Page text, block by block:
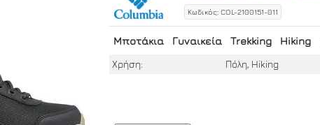
Κωδικός: COL-2100151-011
Μποτάκια Γυναικεία Trekking Hiking
Χρήση: Πόλη, Hiking